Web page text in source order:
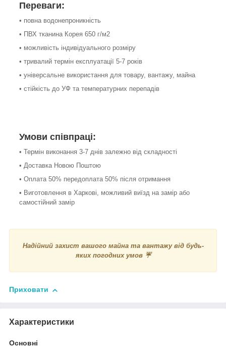
Переваги:
• повна водонепроникність
• ПВХ тканина Корея 650 г/м2
• можливість індивідуального розміру
• тривалий термін експлуатації 5-7 років
• універсальне використання для товару, вантажу, майна
• стійкість до УФ та температурних перепадів
Умови співпраці:
• Термін виконання 3-7 днів залежно від складності
• Доставка Новою Поштою
• Оплата 50% передоплата 50% після отримання
• Виготовлення в Харкові, можливий виїзд на замір або
самостійний замір
Надійний захист вашого майна та вантажу від будь-
яких погодних умов ☔
Приховати
Характеристики
Основні